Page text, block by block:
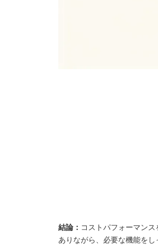
結論： コストパフォーマン
ありながら、必要な機能をし